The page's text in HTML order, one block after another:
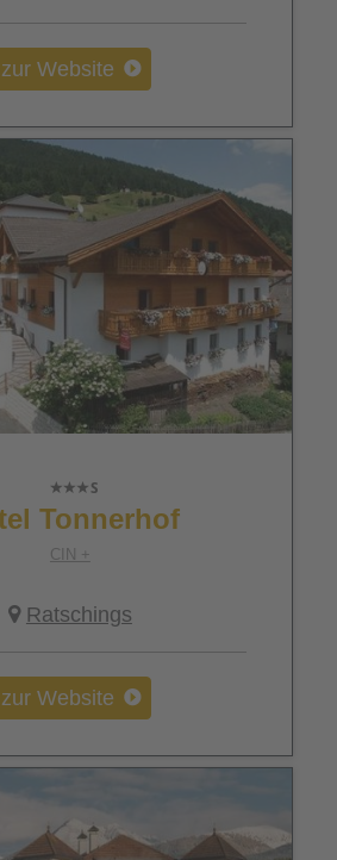
zur Website
Tonnerhof
CIN +
Ratschings
zur Website